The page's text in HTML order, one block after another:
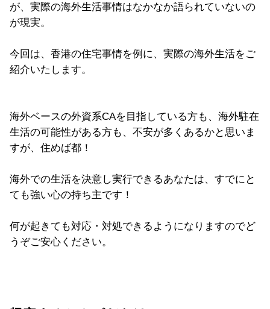
が、実際の海外生活事情はなかなか語られていないの
が現実。
今回は、香港の住宅事情を例に、実際の海外生活をご
紹介いたします。
海外ベースの外資系CAを目指している方も、海外駐在
生活の可能性がある方も、不安が多くあるかと思いま
すが、住めば都！
海外での生活を決意し実行できるあなたは、すでにと
ても強い心の持ち主です！
何が起きても対応・対処できるようになりますのでど
うぞご安心ください。